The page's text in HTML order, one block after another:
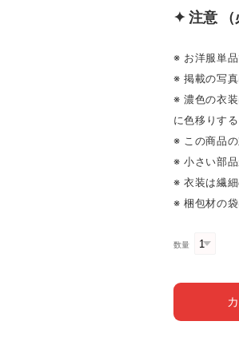
✦ 注意 （
※ お洋服単品
※ 掲載の写
※ 濃色の衣
に色移りす
※ この商品
※ 小さい部
※ 衣装は繊
※ 梱包材の
数量